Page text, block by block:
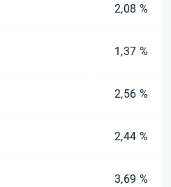
2,08 %
1,37 %
2,56 %
2,44 %
3,69 %